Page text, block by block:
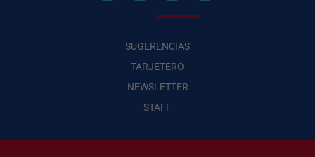
SUGERENCIAS
TARJETERO
NEWSLETTER
STAFF